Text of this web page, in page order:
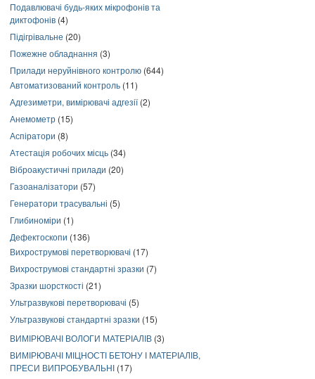
Подавлювачі будь-яких мікрофонів та
диктофонів (4)
Підігрівальне (20)
Пожежне обладнання (3)
Прилади неруйнівного контролю (644)
Автоматизований контроль (11)
Адгезиметри, вимірювачі адгезії(2)
Анемометр (15)
Аспіратори (8)
Атестація робочих місць (34)
Віброакустичні прилади (20)
Газоаналізатори (57)
Генератори трасувальні (5)
Глибиноміри (1)
Дефектоскопи (136)
Вихрострумові перетворювачі (17)
Вихрострумові стандартні зразки (7)
Зразки шорсткості (21)
Ультразвукові перетворювачі (5)
Ультразвукові стандартні зразки (15)
ВИМІРЮВАЧІ ВОЛОГИ МАТЕРІАЛІВ (3)
ВИМІРЮВАЧІ МІЦНОСТІ БЕТОНУ І МАТЕРІАЛІВ,
ПРЕСИ ВИПРОБУВАЛЬНІ (17)